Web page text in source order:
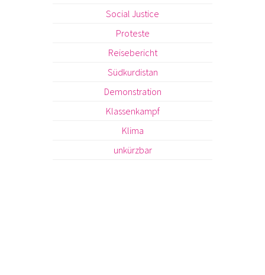
Social Justice
Proteste
Reisebericht
Südkurdistan
Demonstration
Klassenkampf
Klima
unkürzbar